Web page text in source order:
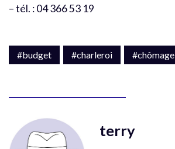
– tél. : 04 366 53 19
#budget #charleroi #chômage
terry